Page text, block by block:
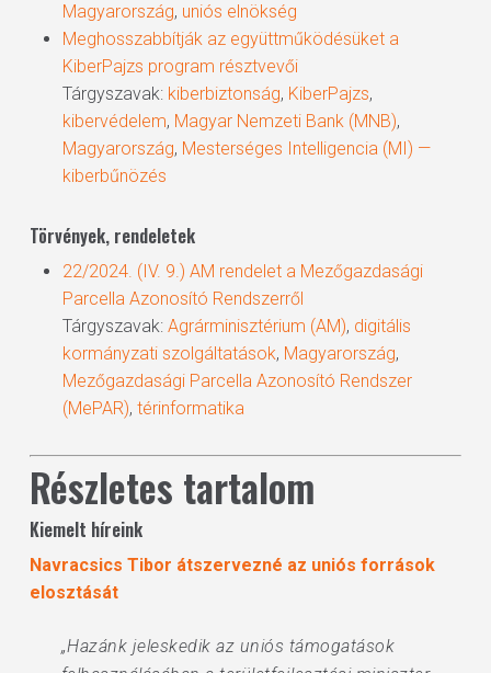
Magyarország, uniós elnökség
Meghosszabbítják az együttműködésüket a
KiberPajzs program résztvevői
Tárgyszavak: kiberbiztonság, KiberPajzs,
kibervédelem, Magyar Nemzeti Bank (MNB),
Magyarország, Mesterséges Intelligencia (MI) —
kiberbűnözés
Törvények, rendeletek
22/2024. (IV. 9.) AM rendelet a Mezőgazdasági
Parcella Azonosító Rendszerről
Tárgyszavak: Agrárminisztérium (AM), digitális
kormányzati szolgáltatások, Magyarország,
Mezőgazdasági Parcella Azonosító Rendszer
(MePAR), térinformatika
Részletes tartalom
Kiemelt híreink
Navracsics Tibor átszervezné az uniós források
elosztását
„Hazánk jeleskedik az uniós támogatások